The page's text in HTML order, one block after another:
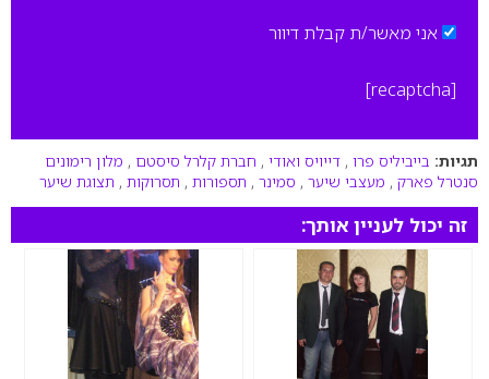
אני מאשר/ת קבלת דיוור
[recaptcha]
תגיות: בייביליס פרו , דייויס ואודי , חברת קלרל סיסטם , מלון רימונים
סנטרל פארק , מעצבי שיער , סמינר , תספורות , תסרוקות , תצוגת שיער
זה יכול לעניין אותך: